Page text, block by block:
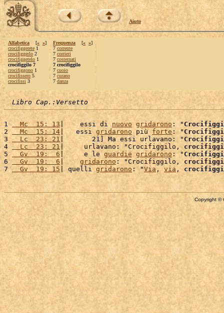
Aiuto
Alfabetica [« »]
crocifiggerete 1
crocifiggerlo 2
crocifiggetelo 1
crocifiggilo 7
crocifiggono 1
crocifissero 5
crocifissi 3
Frequenza [« »]
7 corrente
7 corrieri
7 costernati
7 crocifiggilo
7 cuoio
7 curano
7 danza
Libro Cap.:Versetto
1
  Mc  15: 13
|    essi di nuovo gridarono : "
2
  Mc  15: 14
|   essi gridarono più forte: "
3
  Lc  23: 21
|       21] Ma essi urlavano: "
4
  Lc  23: 21
|     urlavano: "Crocifiggilo,
5
  Gv  19:  6
|     e le guardie gridarono : "
6
  Gv  19:  6
| gridarono : "Crocifiggilo,
7
  Gv  19: 15
| quelli gridarono: "Via, via ,
Copyright ©